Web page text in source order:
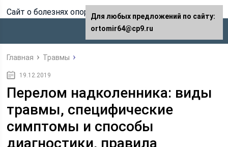
Сайт о болезнях опорно-двигательного аппарата
Главная Травмы
19.12.2019
Перелом надколенника: виды
травмы, специфические
симптомы и способы
диагностики, правила
Для любых предложений по сайту:
ortomir64@cp9.ru